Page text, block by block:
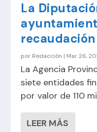
La
por Redacción | Mar 26,
La Agencia
siete entidades
por valor de 110
LEER MÁS